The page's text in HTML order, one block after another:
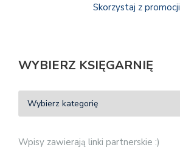
Skorzystaj z promocji
WYBIERZ KSIĘGARNIĘ
Wpisy zawierają linki partnerskie :)